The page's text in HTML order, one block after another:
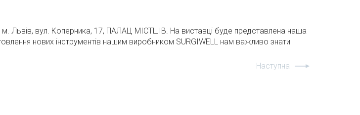
Львів, вул. Коперника, 17, ПАЛАЦ МІСТЦІВ. На виставці буде представлена наша
нових інструментів нашим виробником SURGIWELL нам важливо знати
Наступна